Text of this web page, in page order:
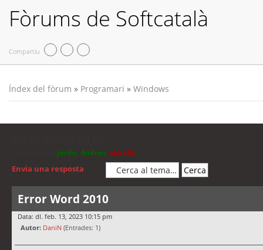
Fòrums de Softcatalà
Compartiu
Índex del fòrum » Programari » Windows
jordis Andreu cubells
Envia una resposta
Error Word 2010
Data: dl. feb. 13, 2023 10:15 pm
Autor: DaniN (Entrades: 1)